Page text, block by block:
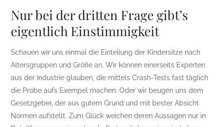
Nur bei der dritten Frage gibt’s
eigentlich Einstimmigkeit
Schauen wir uns einmal die Einteilung der Kindersitze nach
Altersgruppen und Größe an. Wir können einerseits Experten
aus der Industrie glauben, die mittels Crash-Tests fast täglich
die Probe aufs Exempel machen. Oder wir beugen uns dem
Gesetzgeber, der aus gutem Grund und mit bester Absicht
Normen aufstellt. Zum Glück weichen deren Aussagen nur in